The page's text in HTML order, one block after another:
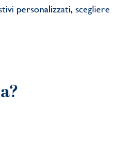
personalizzati, scegliere